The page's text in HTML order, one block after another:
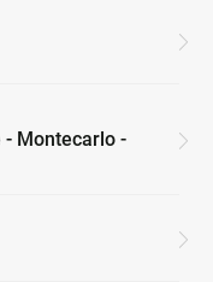
- Montecarlo -